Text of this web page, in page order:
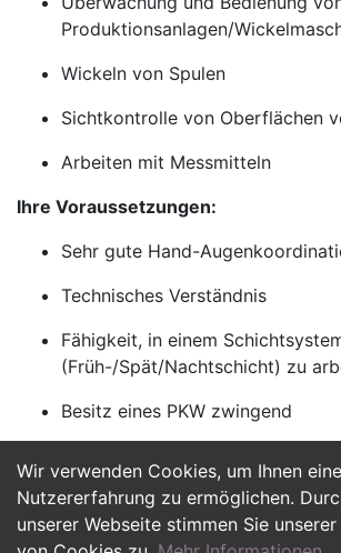
Wir verwenden Cookies, um Ihnen
Nutzererfahrung zu ermöglichen.
unserer Webseite stimmen Sie
Produktionsanlagen/
Wickeln von Spulen
Sichtkontrolle von Oberflächen
Arbeiten mit Messmitteln
Ihre Voraussetzungen:
Sehr gute Hand-
Technisches Verständnis
Fähigkeit, in einem
(Früh-/Spät/Nachtschicht) zu
Besitz eines PKW zwingend
Jetzt Bewerben